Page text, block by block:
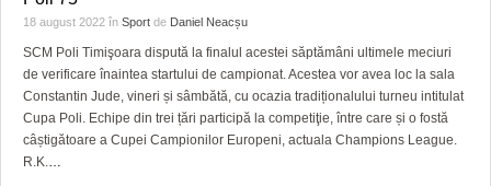
HARTA TIMIŞOAREI
LICEE, ŞCOLI ŞI GRĂDINIŢE DIN TIMIŞ
PRIMĂRIILE DIN TIMIŞ
18 august 2022 în Sport de Daniel Neacșu
SCM Poli Timişoara dispută la finalul acestei săptămâni ultimele meciuri
de verificare înaintea startului de campionat. Acestea vor avea loc la sala
Constantin Jude, vineri și sâmbătă, cu ocazia tradiționalului turneu intitulat
Cupa Poli. Echipe din trei țări participă la competiţie, între care și o fostă
câștigătoare a Cupei Campionilor Europeni, actuala Champions League.
R.K.…